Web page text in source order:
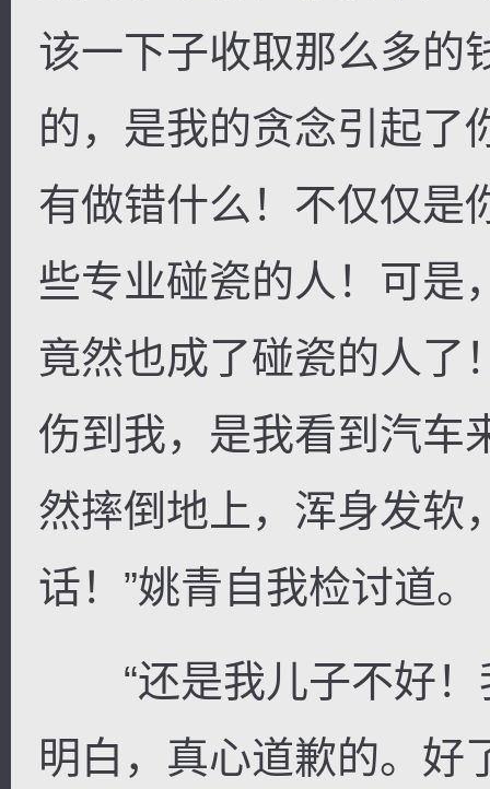
该一下子收取那么多的
的，是我的贪念引起了
有做错什么！不仅仅是
些专业碰瓷的人！可是
竟然也成了碰瓷的人了
伤到我，是我看到汽车
然摔倒地上，浑身发软
话！”姚青自我检讨道。
“还是我儿子不好！
明白，真心道歉的。好